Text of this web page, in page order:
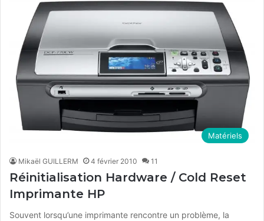
Matériels
Mikaël GUILLERM 4 février 2010 11
Réinitialisation Hardware / Cold Reset
Imprimante HP
Souvent lorsqu’une imprimante rencontre un problème, la